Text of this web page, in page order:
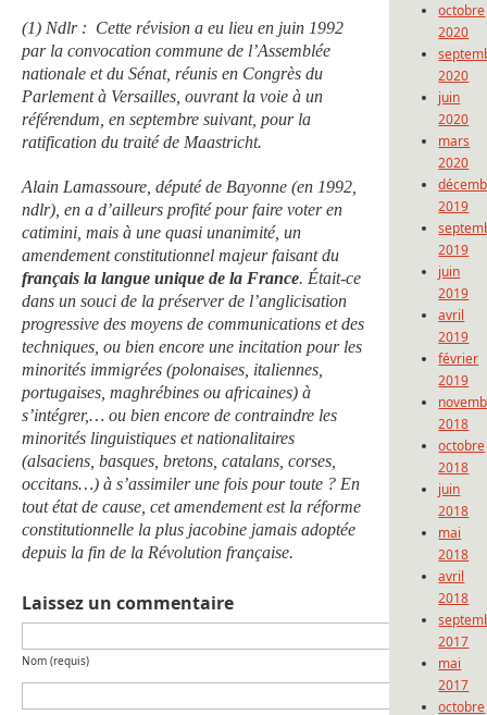
(1) Ndlr : Cette révision a eu lieu en juin 1992
par la convocation commune de l’Assemblée
nationale et du Sénat, réunis en Congrès du
Parlement à Versailles, ouvrant la voie à un
référendum, en septembre suivant, pour la
ratification du traité de Maastricht.
Alain Lamassoure, député de Bayonne (en 1992,
ndlr), en a d’ailleurs profité pour faire voter en
catimini, mais à une quasi unanimité, un
amendement constitutionnel majeur faisant du
français la langue unique de la France. Était-ce
dans un souci de la préserver de l’anglicisation
progressive des moyens de communications et des
techniques, ou bien encore une incitation pour les
minorités immigrées (polonaises, italiennes,
portugaises, maghrébines ou africaines) à
s’intégrer,… ou bien encore de contraindre les
minorités linguistiques et nationalitaires
(alsaciens, basques, bretons, catalans, corses,
occitans…) à s’assimiler une fois pour toute ? En
tout état de cause, cet amendement est la réforme
constitutionnelle la plus jacobine jamais adoptée
depuis la fin de la Révolution française.
Laissez un commentaire
Nom (requis)
octobre
2020
2020
juin
2020
mars
2020
2019
2019
juin
2019
avril
2019
février
2019
2018
octobre
2018
juin
2018
mai
2018
avril
2018
2017
mai
2017
octobre